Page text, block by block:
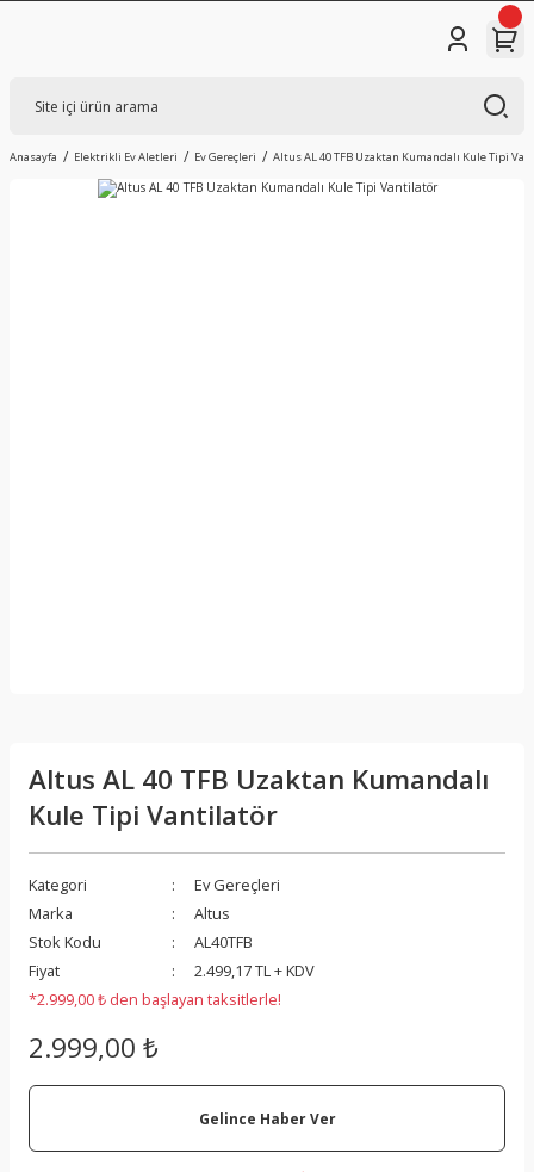
Anasayfa Elektrikli Ev Aletleri Ev Gereçleri Altus AL 40 TFB Uzaktan Kumandalı Kule Tipi
Altus AL 40 TFB Uzaktan Kumandalı
Kule Tipi Vantilatör
Kategori
Ev Gereçleri
Marka
Altus
Stok Kodu
AL40TFB
Fiyat
2.499,17 TL + KDV
*2.999,00 ₺ den başlayan taksitlerle!
2.999,00 ₺
Gelince Haber Ver